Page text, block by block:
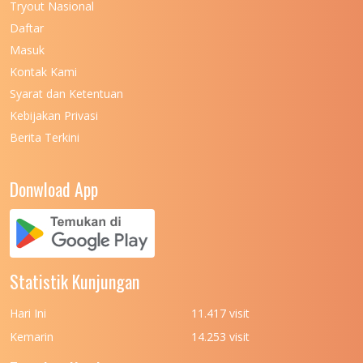
UNIVERSITAS NEGERI MANADO
UNIVERSITAS NEGERI MEDAN
UNIVERSITAS NEGERI PADANG
UNIVERSITAS NUSA CENDANA
UNIVERSITAS PADJADJARAN
UNIVERSITAS PATTIMURA
(UPN) VETERAN JAKARTA
Tryout Nasional
Daftar
Masuk
Kontak Kami
Syarat dan Ketentuan
Kebijakan Privasi
Berita Terkini
Donwload App
Statistik Kunjungan
Hari Ini
11.417 visit
Kemarin
14.253 visit